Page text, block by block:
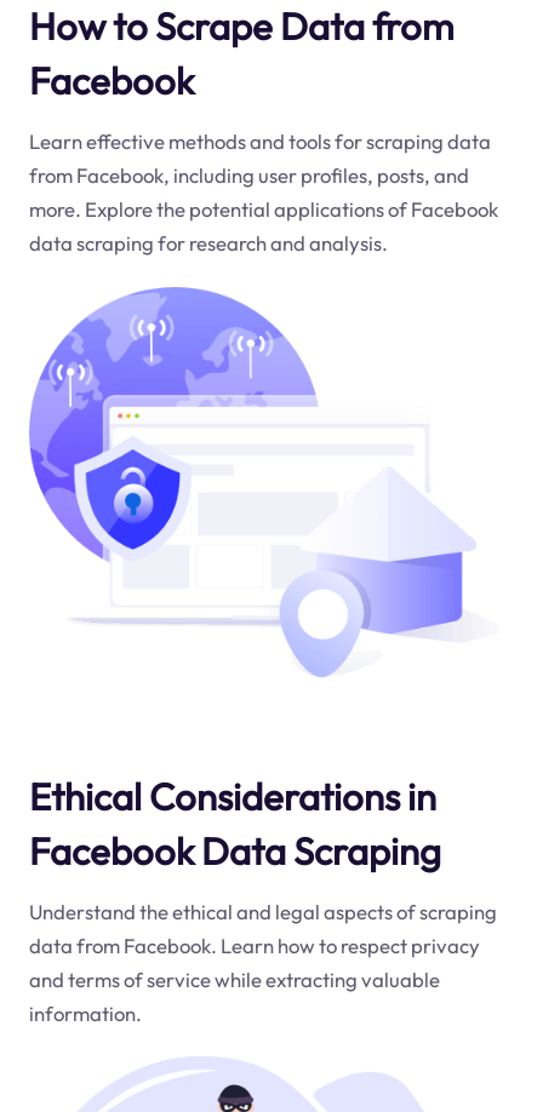
How to Scrape Data from
Facebook
Learn effective methods and tools for scraping data
from Facebook, including user profiles, posts, and
more. Explore the potential applications of Facebook
data scraping for research and analysis.
Ethical Considerations in
Facebook Data Scraping
Understand the ethical and legal aspects of scraping
data from Facebook. Learn how to respect privacy
and terms of service while extracting valuable
information.